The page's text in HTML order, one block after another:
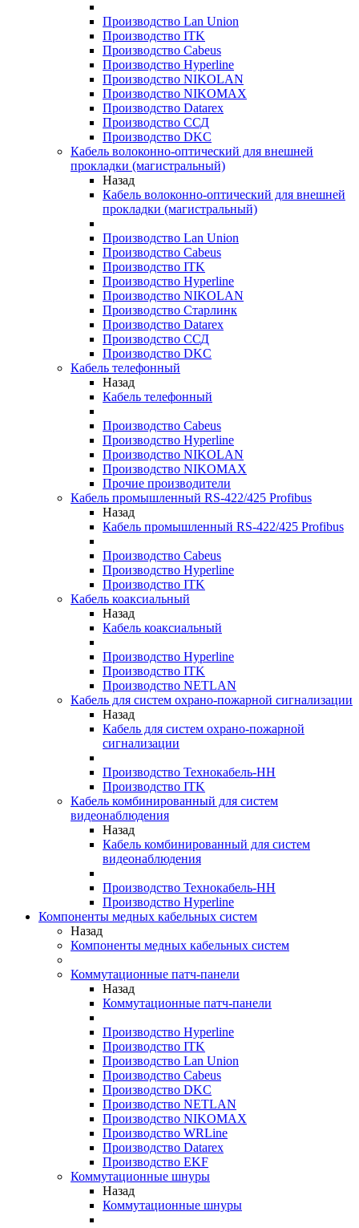
Производство Lan Union
Производство ITK
Производство Cabeus
Производство Hyperline
Производство NIKOLAN
Производство NIKOMAX
Производство Datarex
Производство ССД
Производство DKC
Кабель волоконно-оптический для внешней
прокладки (магистральный)
Назад
Кабель волоконно-оптический для внешней
прокладки (магистральный)
Производство Lan Union
Производство Cabeus
Производство ITK
Производство Hyperline
Производство NIKOLAN
Производство Старлинк
Производство Datarex
Производство ССД
Производство DKC
Кабель телефонный
Назад
Кабель телефонный
Производство Cabeus
Производство Hyperline
Производство NIKOLAN
Производство NIKOMAX
Прочие производители
Кабель промышленный RS-422/425 Profibus
Назад
Кабель промышленный RS-422/425 Profibus
Производство Cabeus
Производство Hyperline
Производство ITK
Кабель коаксиальный
Назад
Кабель коаксиальный
Производство Hyperline
Производство ITK
Производство NETLAN
Кабель для систем охрано-пожарной сигнализации
Назад
Кабель для систем охрано-пожарной
сигнализации
Производство Технокабель-НН
Производство ITK
Кабель комбинированный для систем
видеонаблюдения
Назад
Кабель комбинированный для систем
видеонаблюдения
Производство Технокабель-НН
Производство Hyperline
Компоненты медных кабельных систем
Назад
Компоненты медных кабельных систем
Коммутационные патч-панели
Назад
Коммутационные патч-панели
Производство Hyperline
Производство ITK
Производство Lan Union
Производство Cabeus
Производство DKC
Производство NETLAN
Производство NIKOMAX
Производство WRLine
Производство Datarex
Производство EKF
Коммутационные шнуры
Назад
Коммутационные шнуры